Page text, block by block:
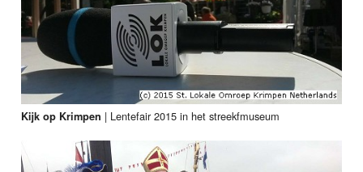
Kijk op Krimpen | Lentefair 2015 in het streekfmuseum